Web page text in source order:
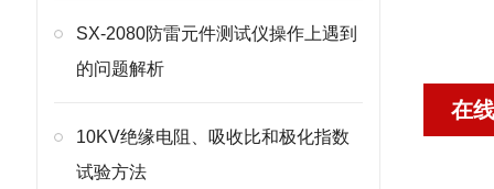
SX-2080防雷元件测试仪操作上遇到
的问题解析
10KV绝缘电阻、吸收比和极化指数
试验方法
在